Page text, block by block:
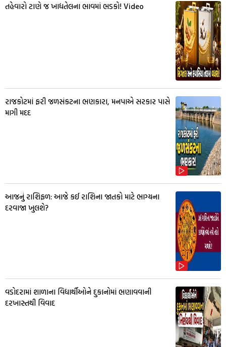
તહેવારો ટાણે જ ખાદ્યતેલના ભાવમાં ભડકો! Video
રાજકોટમાં ફરી જળસંકટના ભણકારા, મનપાએ સરકાર પાસે
માગી મદદ
આજનું રાશિફળ: આજે કઈ રાશિના જાતકો માટે ભાગ્યના
દરવાજા ખુલશે?
વડોદરામાં શાળાના વિદ્યાર્થીઓને દુકાનોમાં ભણાવવાની
દરખાસ્તથી વિવાદ